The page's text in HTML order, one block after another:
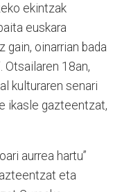
ekintzak
euskara
gain, oinarrian bada
Otsailaren 18an,
kulturaren senari
ikasle gazteentzat,
aurrea hartu”
eta